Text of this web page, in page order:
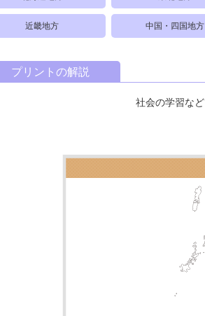
近畿地方 中国・四国地方
プリントの解説
社会の学習な